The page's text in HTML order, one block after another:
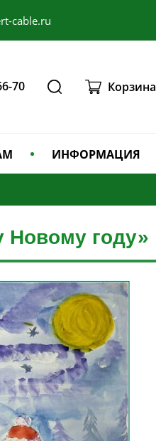
cable.ru
70 Корзина
ИНФОРМАЦИЯ
Новому году»